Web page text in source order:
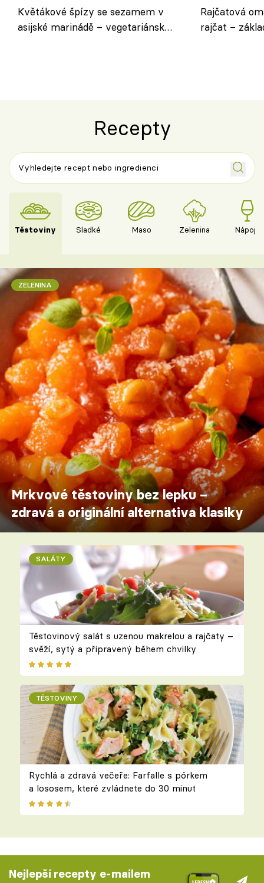
Květákové špízy se sezamem v
asijské marinádě – vegetariánská
Rajčatová
rajčat –
Recepty
Těstoviny Sladké Maso Zelenina Nápoje
ZELENINA
Mrkvové těstoviny bez lepku –
zdravá a originální alternativa klasiky
SALÁTY
Těstovinový salát s uzenou makrelou a rajčaty –
svěží, sytý a připravený během chvilky
TĚSTOVINY
Rychlá a zdravá večeře: Farfalle s pórkem
a lososem, které zvládnete do 30 minut
Nejlepší recepty e-mailem